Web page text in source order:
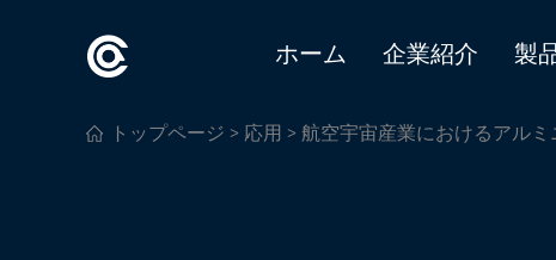
ホーム 企業紹介 製
トップページ>応用>航空宇宙産業におけるアル